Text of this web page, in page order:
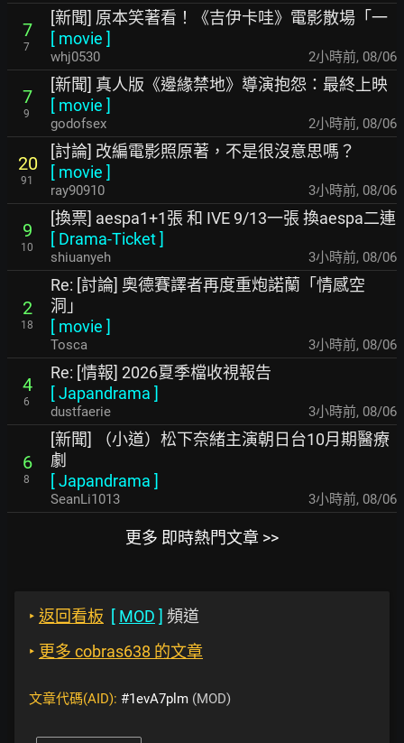
7
7
[新聞] 原本笑著看！《吉伊卡哇》電影散場「一
[ movie ]
whj0530 2小時前, 08/06
7
9
[新聞] 真人版《邊緣禁地》導演抱怨：最終上映
[ movie ]
godofsex 2小時前, 08/06
20
91
[討論] 改編電影照原著，不是很沒意思嗎？
[ movie ]
ray90910 3小時前, 08/06
9
10
[換票] aespa1+1張 和 IVE 9/13一張 換aespa二連
[ Drama-Ticket]
shiuanyeh 3小時前, 08/06
2
18
Re: [討論] 奧德賽譯者再度重炮諾蘭「情感空
洞」
[ movie ]
Tosca 3小時前, 08/06
4
6
Re: [情報] 2026夏季檔收視報告
[Japandrama ]
dustfaerie 3小時前, 08/06
6
8
[新聞] （小道）松下奈緒主演朝日台10月期醫療
劇
[Japandrama ]
SeanLi1013 3小時前, 08/06
更多 即時熱門文章 >>
‣ 返回看板 [ MOD ] 頻道
‣ 更多 cobras638 的文章
文章代碼(AID): #1evA7plm (MOD)